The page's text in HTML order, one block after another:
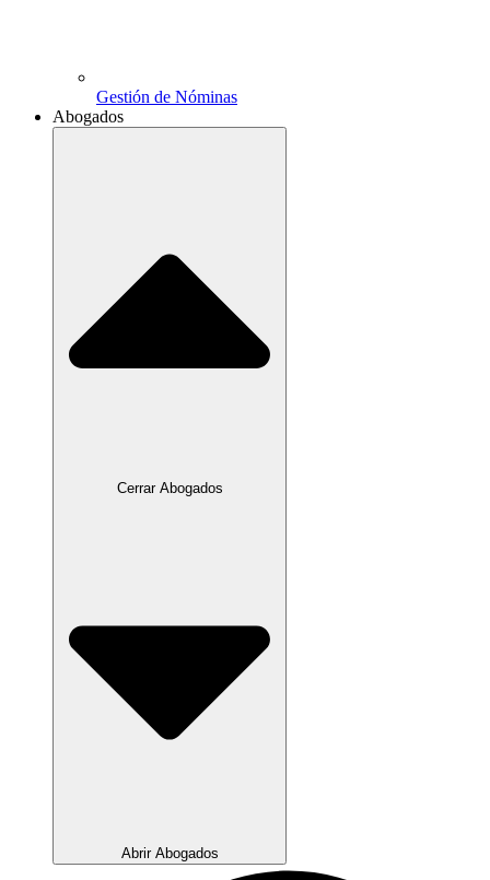
Gestión de Nóminas
Abogados
Cerrar Abogados
Abrir Abogados